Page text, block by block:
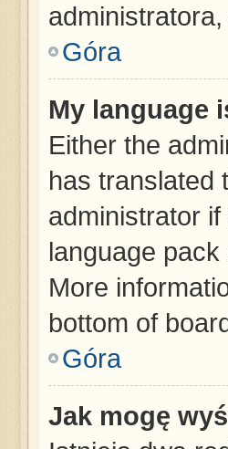
Góra
My language
Either the
has translated
administrator
language
More
bottom of
Góra
Jak mogę